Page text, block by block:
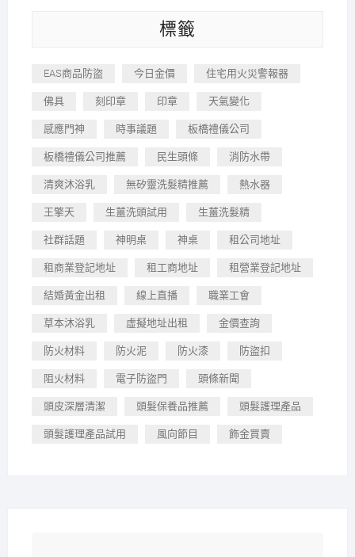
標籤
EAS商品防盜 今日金價 住宅用火災警報器
佛具 刻印章 印章 天氣變化
感應門神 時事議題 板橋禮儀公司
板橋禮儀公司推薦 民生頭條 消防水帶
清爽沐浴乳 無矽靈洗髮精推薦 熱水器
王擎天 生薑洗頭試用 生薑洗髮精
社群話題 神明桌 神桌 租公司地址
租商業登記地址 租工商地址 租營業登記地址
結婚黃金出租 線上直播 職業工會
草本沐浴乳 虛擬地址出租 金價查詢
防火材料 防火泥 防火漆 防盜扣
阻火材料 電子防盜門 頭條新聞
頭皮深層清潔 頭髮保養品推薦 頭髮護理產品
頭髮護理產品試用 風向節目 飾金買賣